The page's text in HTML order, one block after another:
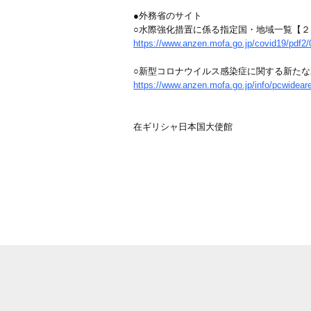
●外務省のサイト
○水際強化措置に係る指定国・地域一覧【
https://www.anzen.mofa.go.jp/covid19/
○新型コロナウイルス感染症に関する新た
https://www.anzen.mofa.go.jp/info/
在ギリシャ日本国大使館